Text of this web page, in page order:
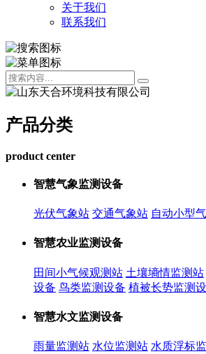
关于我们
联系我们
产品分类
product center
智慧气象监测设备
光伏气象站 交通气象站 自动小型
智慧农业监测设备
田间小气候观测站 土壤墒情监测站
设备 鸟类监测设备 植被长势监测
智慧水文监测设备
雨量监测站 水位监测站 水质浮标